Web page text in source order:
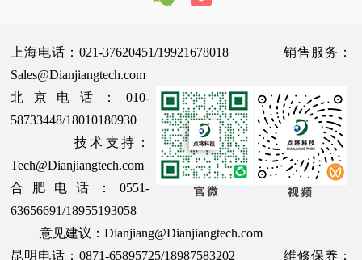
上海电话：021-37620451/19921678018 销售服务：
Sales@Dianjiangtech.com
北京电话：010-
58733448/18010180930
技术支持：
Tech@Dianjiangtech.com
合肥电话：0551-
63656691/18955193058
意见建议：Dianjiang@Dianjiangtech.com
昆明电话：0871-65895725/18987583202 维修保养：